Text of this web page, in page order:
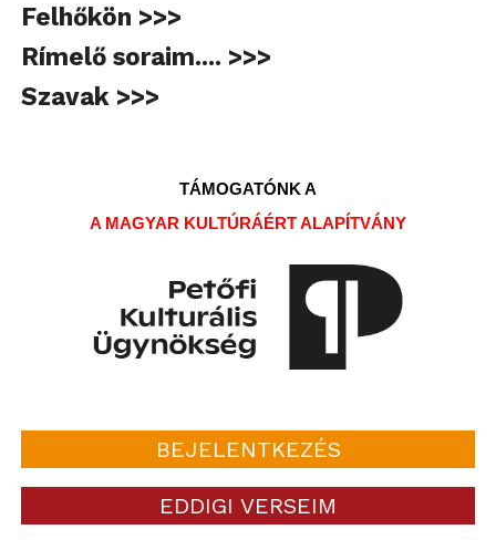
Felhőkön >>>
Rímelő soraim.... >>>
Szavak >>>
TÁMOGATÓNK A
A MAGYAR KULTÚRÁÉRT ALAPÍTVÁNY
BEJELENTKEZÉS
EDDIGI VERSEIM